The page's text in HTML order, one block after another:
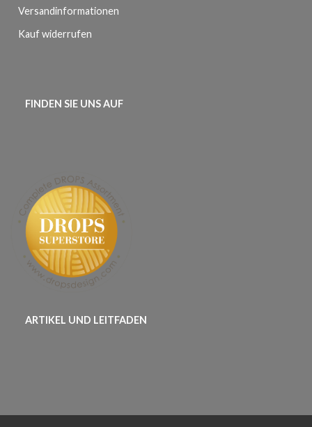
Versandinformationen
Kauf widerrufen
FINDEN SIE UNS AUF
ARTIKEL UND LEITFADEN